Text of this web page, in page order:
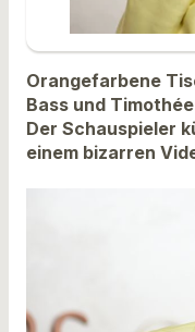
Orangefarbene
Bass und
Der Schauspieler
einem bizarren